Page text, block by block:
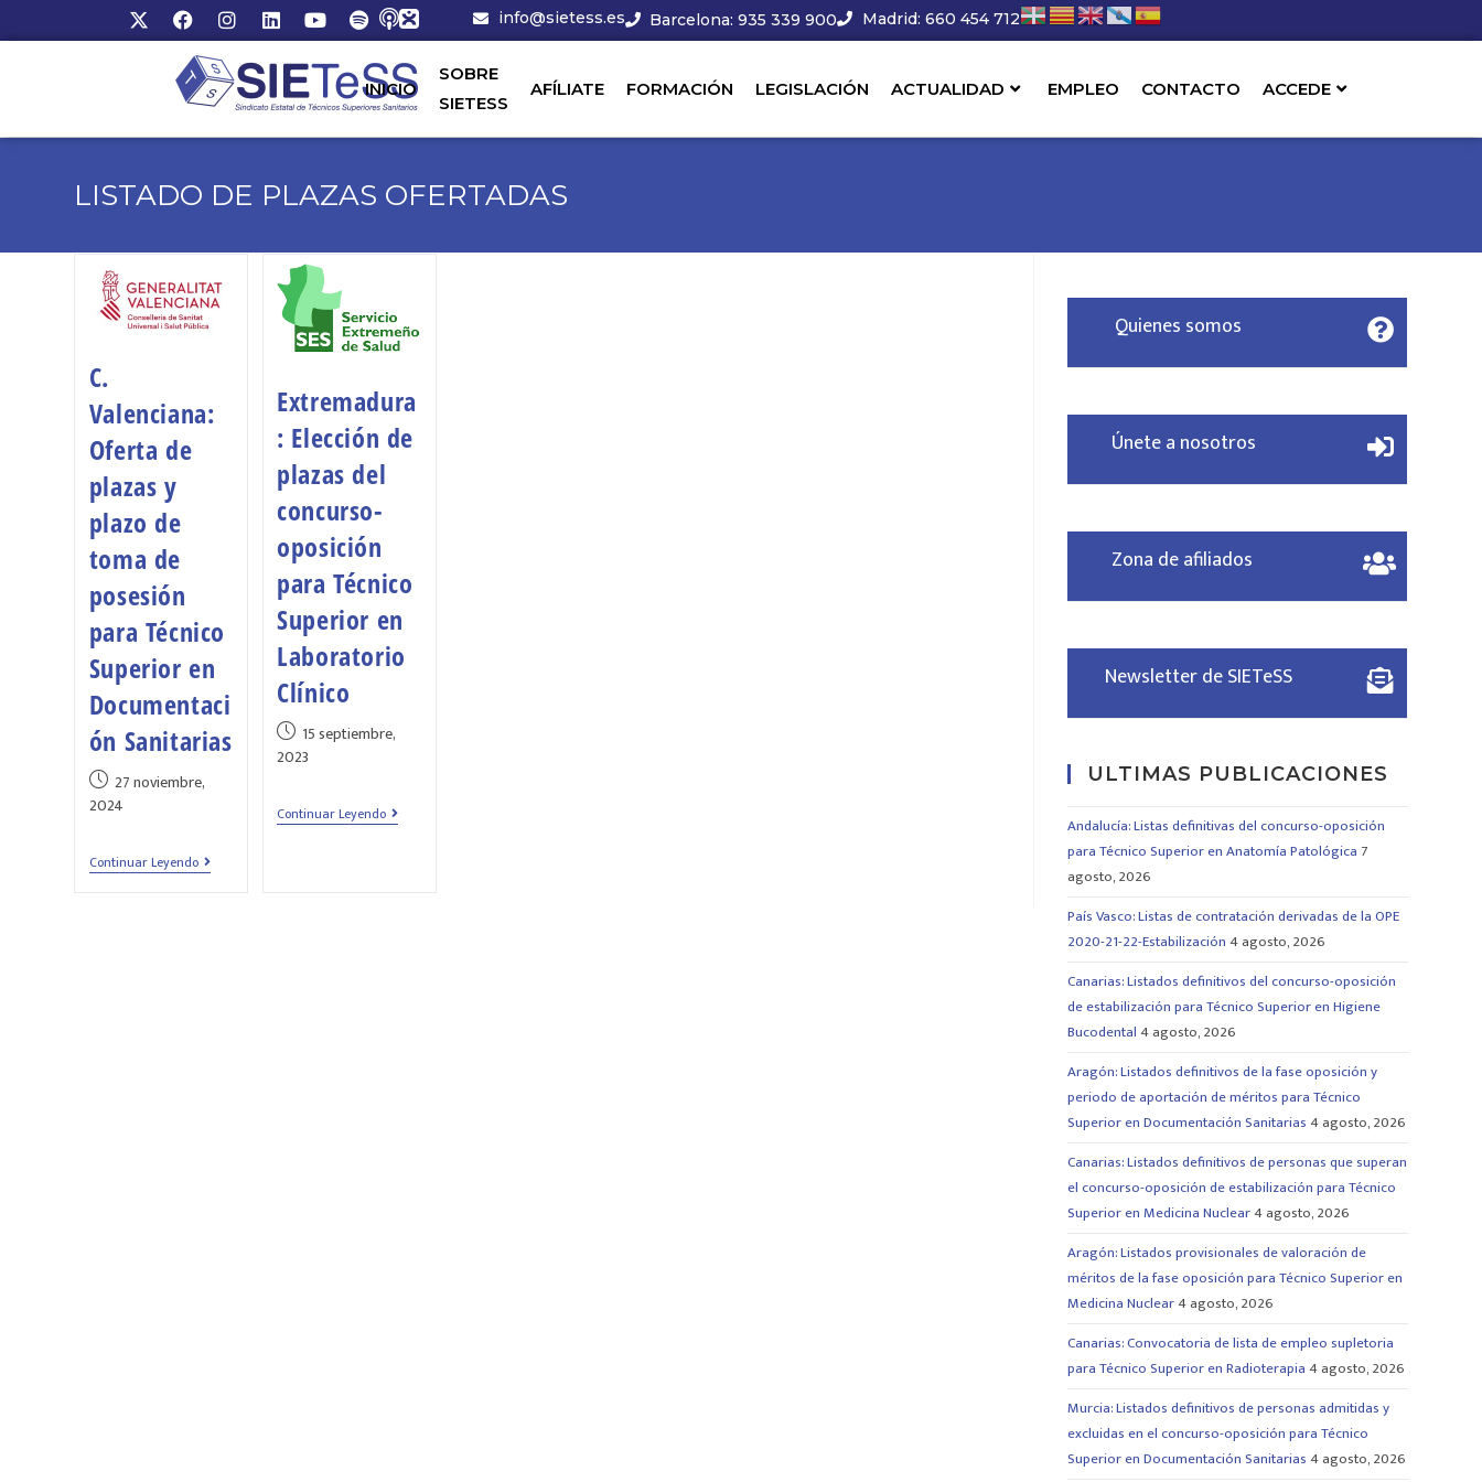
info@sietess.es Barcelona: 935 339 900 Madrid: 660 454 712
INICIO
SOBRE
SIETESS
AFÍLIATE FORMACIÓN LEGISLACIÓN ACTUALIDAD EMPLEO CONTACTO ACCEDE
LISTADO DE PLAZAS OFERTADAS
C.
Valenciana:
Oferta de
plazas y
plazo de
toma de
posesión
para Técnico
Superior en
Documentaci
ón Sanitarias
27 noviembre,
2024
Continuar Leyendo
Extremadura
: Elección de
plazas del
concurso-
oposición
para Técnico
Superior en
Laboratorio
Clínico
15 septiembre,
2023
Continuar Leyendo
Quienes somos
Únete a nosotros
Zona de afiliados
Newsletter de SIETeSS
ULTIMAS PUBLICACIONES
Andalucía: Listas definitivas del concurso-oposición
para Técnico Superior en Anatomía Patológica 7
agosto, 2026
País Vasco: Listas de contratación derivadas de la OPE
2020-21-22-Estabilización4 agosto, 2026
Canarias: Listados definitivos del concurso-oposición
de estabilización para Técnico Superior en Higiene
Bucodental4 agosto, 2026
Aragón: Listados definitivos de la fase oposición y
periodo de aportación de méritos para Técnico
Superior en Documentación Sanitarias4 agosto, 2026
Canarias: Listados definitivos de personas que superan
el concurso-oposición de estabilización para Técnico
Superior en Medicina Nuclear4 agosto, 2026
Aragón: Listados provisionales de valoración de
méritos de la fase oposición para Técnico Superior en
Medicina Nuclear4 agosto, 2026
Canarias: Convocatoria de lista de empleo supletoria
para Técnico Superior en Radioterapia4 agosto, 2026
Murcia: Listados definitivos de personas admitidas y
excluidas en el concurso-oposición para Técnico
Superior en Documentación Sanitarias4 agosto, 2026